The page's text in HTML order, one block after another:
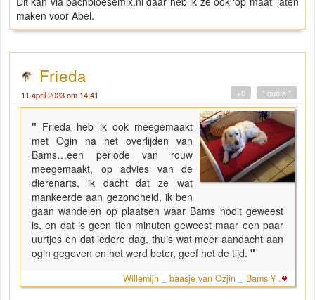
maken voor Abel.
Frieda
11 april 2023 om 14:41 " quote "
+0
" Frieda heb ik ook meegemaakt
met Ogin na het overlijden van
Bams…een periode van rouw
meegemaakt, op advies van de
dierenarts, ik dacht dat ze wat
mankeerde aan gezondheid, ik ben
gaan wandelen op plaatsen waar Bams nooit geweest
is, en dat is geen tien minuten geweest maar een paar
uurtjes en dat iedere dag, thuis wat meer aandacht aan
ogin gegeven en het werd beter, geef het de tijd. "
Willemijn _ baasje van Ozjin _ Bams ¥ .